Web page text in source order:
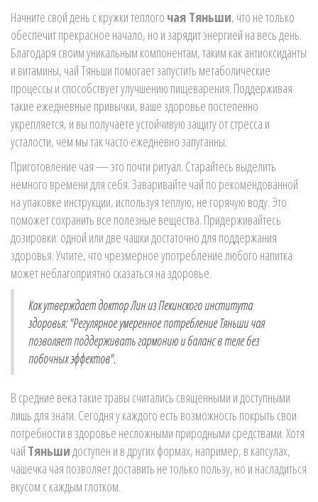
Начните свой день с кружки теплого чая Тяньши, что не только
обеспечит прекрасное начало, но и зарядит энергией на весь день.
Благодаря своим уникальным компонентам, таким как антиоксиданты
и витамины, чай Тяньши помогает запустить метаболические
процессы и способствует улучшению пищеварения. Поддерживая
такие ежедневные привычки, ваше здоровье постепенно
укрепляется, и вы получаете устойчивую защиту от стресса и
усталости, чем мы так часто ежедневно запуганны.
Приготовление чая — это почти ритуал. Старайтесь выделить
немного времени для себя. Заваривайте чай по рекомендованной
на упаковке инструкции, используя теплую, не горячую воду. Это
поможет сохранить все полезные вещества. Придерживайтесь
дозировки: одной или две чашки достаточно для поддержания
здоровья. Учтите, что чрезмерное употребление любого напитка
может неблагоприятно сказаться на здоровье.
Как утверждает доктор Лин из Пекинского института
здоровья: "Регулярное умеренное потребление Тяньши чая
позволяет поддерживать гармонию и баланс в теле без
побочных эффектов".
В средние века такие травы считались священными и доступными
лишь для знати. Сегодня у каждого есть возможность покрыть свои
потребности в здоровье несложными природными средствами. Хотя
чай Тяньшидоступен и в других формах, например, в капсулах,
чашечка чая позволяет доставить не только пользу, но и насладиться
вкусом с каждым глотком.